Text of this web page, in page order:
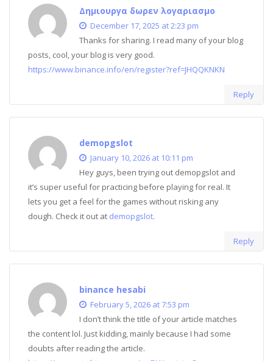
Δημιουργα δωρεν λογαριασμο
December 17, 2025 at 2:23 pm
Thanks for sharing. I read many of your blog
posts, cool, your blog is very good.
https://www.binance.info/en/register?ref=JHQQKNKN
Reply
demopgslot
January 10, 2026 at 10:11 pm
Hey guys, been trying out demopgslot and
it’s super useful for practicing before playing for real. It
lets you get a feel for the games without risking any
dough. Check it out at demopgslot.
Reply
binance hesabi
February 5, 2026 at 7:53 pm
I don’t think the title of your article matches
the content lol. Just kidding, mainly because I had some
doubts after reading the article.